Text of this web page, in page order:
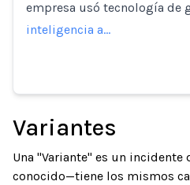
empresa usó tecnología de
inteligencia a…
Variantes
Una "Variante" es un incidente
conocido—tiene los mismos